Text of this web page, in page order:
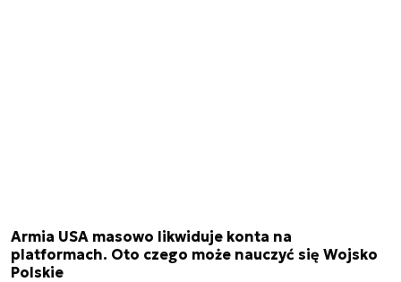
Armia USA masowo likwiduje konta na
platformach. Oto czego może nauczyć się Wojsko
Polskie